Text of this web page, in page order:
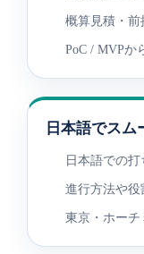
概算見積・
PoC / MVPか
日本語でスム
日本語での
進行方法や役
東京・ホーチ